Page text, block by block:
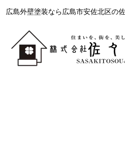
広島外壁塗装なら広島市安佐北区の